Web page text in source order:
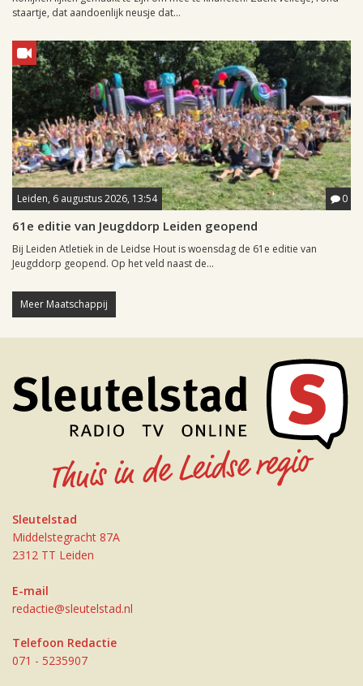
staartje, dat aandoenlijk neusje dat...
Leiden, 6 augustus 2026, 13:54 0
61e editie van Jeugddorp Leiden geopend
Bij Leiden Atletiek in de Leidse Hout is woensdag de 61e editie van
Jeugddorp geopend. Op het veld naast de...
Meer Maatschappij
Sleutelstad
Middelstegracht 87A
2312 TT Leiden
E-mail
redactie@sleutelstad.nl
Telefoon Redactie
071 - 5235907